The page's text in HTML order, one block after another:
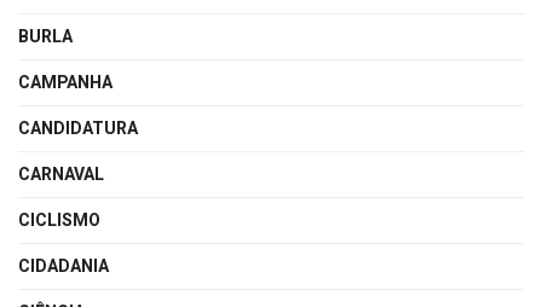
BURLA
CAMPANHA
CANDIDATURA
CARNAVAL
CICLISMO
CIDADANIA